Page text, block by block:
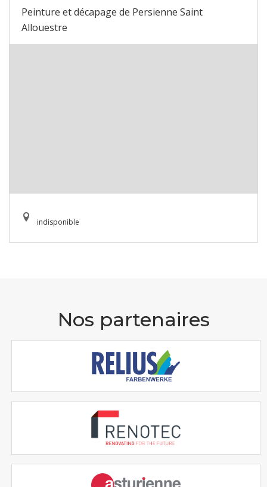
Peinture et décapage de Persienne Saint
Allouestre
indisponible
Nos partenaires